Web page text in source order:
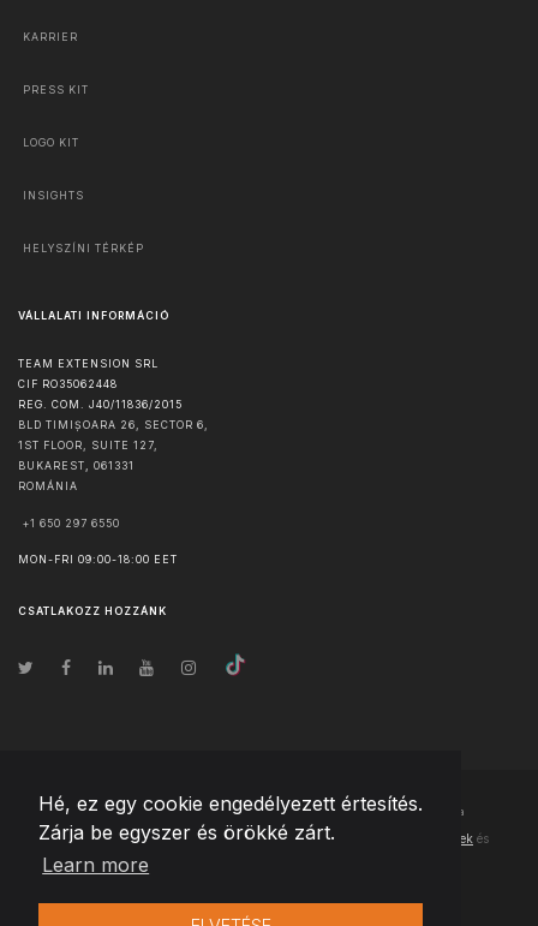
Hé, ez egy cookie engedélyezett értesítés.
Zárja be egyszer és örökké zárt.
Learn more
KARRIER
PRESS KIT
LOGO KIT
INSIGHTS
HELYSZÍNI TÉRKÉP
VÁLLALATI INFORMÁCIÓ
TEAM EXTENSION SRL
CIF RO35062448
REG. COM. J40/11836/2015
BLD TIMIȘOARA 26, SECTOR 6,
1ST FLOOR, SUITE 127,
BUKAREST
061331
ROMÁNIA
+1 650 297 6550
MON-FRI 09:00-18:00 EET
CSATLAKOZZ HOZZÁNK
© Szerzői jog2026 Team Extension Hungary- Minden jog fenntartva
Changelog ● Ezen webhely használatával elfogadja Használati feltételek és